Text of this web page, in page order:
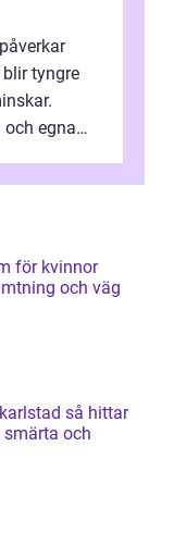
tyngre
egna
för kvinnor
och väg
så hittar
och